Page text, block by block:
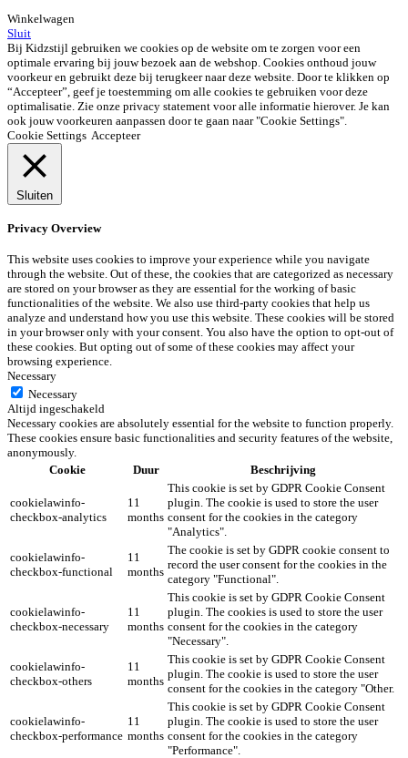
Winkelwagen
Sluit
Bij Kidzstijl gebruiken we cookies op de website om te zorgen voor een
optimale ervaring bij jouw bezoek aan de webshop. Cookies onthoud jouw
voorkeur en gebruikt deze bij terugkeer naar deze website. Door te klikken op
“Accepteer”, geef je toestemming om alle cookies te gebruiken voor deze
optimalisatie. Zie onze privacy statement voor alle informatie hierover. Je kan
ook jouw voorkeuren aanpassen door te gaan naar "Cookie Settings".
Cookie Settings Accepteer
Sluiten
Privacy Overview
This website uses cookies to improve your experience while you navigate
through the website. Out of these, the cookies that are categorized as necessary
are stored on your browser as they are essential for the working of basic
functionalities of the website. We also use third-party cookies that help us
analyze and understand how you use this website. These cookies will be stored
in your browser only with your consent. You also have the option to opt-out of
these cookies. But opting out of some of these cookies may affect your
browsing experience.
Necessary
Necessary
Altijd ingeschakeld
Necessary cookies are absolutely essential for the website to function properly.
These cookies ensure basic functionalities and security features of the website,
anonymously.
Cookie
Duur Beschrijving
cookielawinfo-
checkbox-analytics
11
months
This cookie is set by GDPR Cookie Consent
plugin. The cookie is used to store the user
consent for the cookies in the category
"Analytics".
cookielawinfo-
checkbox-functional
11
months
The cookie is set by GDPR cookie consent to
record the user consent for the cookies in the
category "Functional".
cookielawinfo-
checkbox-necessary
11
months
This cookie is set by GDPR Cookie Consent
plugin. The cookies is used to store the user
consent for the cookies in the category
"Necessary".
cookielawinfo-
checkbox-others
11
months
This cookie is set by GDPR Cookie Consent
plugin. The cookie is used to store the user
consent for the cookies in the category "Other.
cookielawinfo-
checkbox-performance
11
months
This cookie is set by GDPR Cookie Consent
plugin. The cookie is used to store the user
consent for the cookies in the category
"Performance".